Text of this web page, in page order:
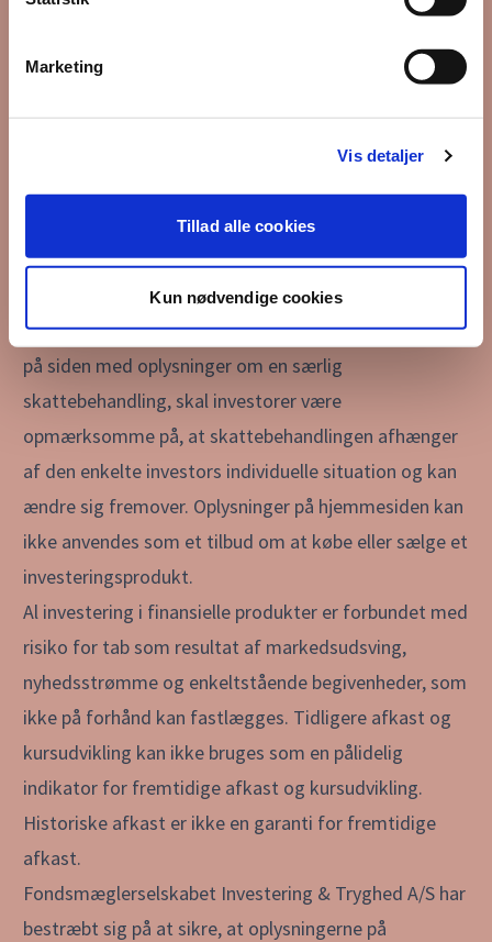
Marketing
Vis detaljer
Tillad alle cookies
Kun nødvendige cookies
informationerne på hjemmesiden. Anbefalinger skal
ikke opfattes som tilbud om køb eller salg af de
pågældende værdipapirer, og Investering & Tryghed
påtager sig intet ansvar for dispositioner foretaget
på baggrund af oplysninger på hjemmesiden.
Oplysninger på hjemmesiden om tidligere afkast,
simulerede tidligere afkast, fremtidige afkast eller
kursudvikling kan ikke anvendes som en pålidelig
indikator for fremtidige afkast. Afkast og/eller
kursudvikling kan blive negativ. Såfremt der er indhold
på siden med oplysninger om en særlig
skattebehandling, skal investorer være
opmærksomme på, at skattebehandlingen afhænger
af den enkelte investors individuelle situation og kan
ændre sig fremover. Oplysninger på hjemmesiden kan
ikke anvendes som et tilbud om at købe eller sælge et
investeringsprodukt.
Al investering i finansielle produkter er forbundet med
risiko for tab som resultat af markedsudsving,
nyhedsstrømme og enkeltstående begivenheder, som
ikke på forhånd kan fastlægges. Tidligere afkast og
kursudvikling kan ikke bruges som en pålidelig
indikator for fremtidige afkast og kursudvikling.
Historiske afkast er ikke en garanti for fremtidige
afkast.
Fondsmæglerselskabet Investering & Tryghed A/S har
bestræbt sig på at sikre, at oplysningerne på